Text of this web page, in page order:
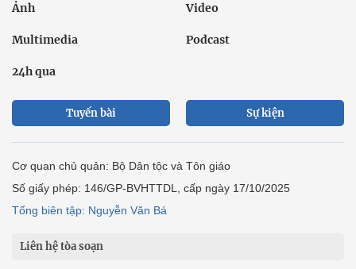
Ảnh Video
Multimedia Podcast
24h qua
Tuyến bài Sự kiện
Cơ quan chủ quản: Bộ Dân tộc và Tôn giáo
Số giấy phép: 146/GP-BVHTTDL, cấp ngày 17/10/2025
Tổng biên tập: Nguyễn Văn Bá
Liên hệ tòa soạn